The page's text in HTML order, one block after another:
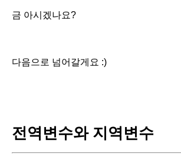
금 아시겠나요?
다음으로 넘어갈게요 :)
전역변수와 지역변수